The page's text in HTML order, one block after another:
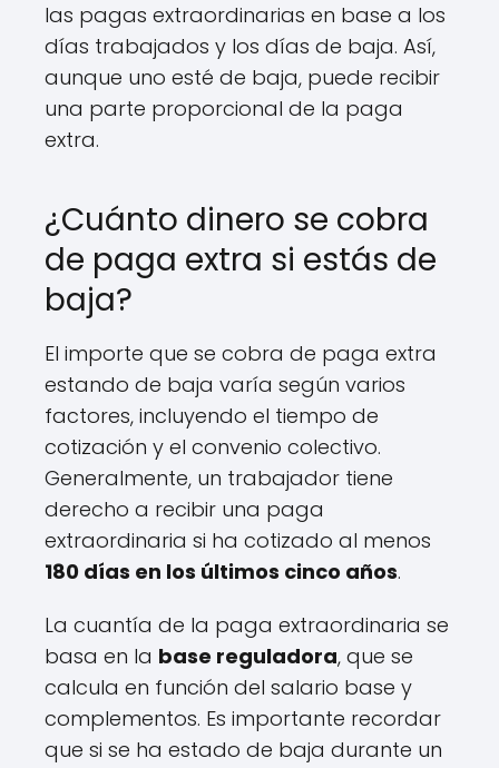
las pagas extraordinarias en base a los
días trabajados y los días de baja. Así,
aunque uno esté de baja, puede recibir
una parte proporcional de la paga
extra.
¿Cuánto dinero se cobra
de paga extra si estás de
baja?
El importe que se cobra de paga extra
estando de baja varía según varios
factores, incluyendo el tiempo de
cotización y el convenio colectivo.
Generalmente, un trabajador tiene
derecho a recibir una paga
extraordinaria si ha cotizado al menos
180 días en los últimos cinco años.
La cuantía de la paga extraordinaria se
basa en la base reguladora, que se
calcula en función del salario base y
complementos. Es importante recordar
que si se ha estado de baja durante un